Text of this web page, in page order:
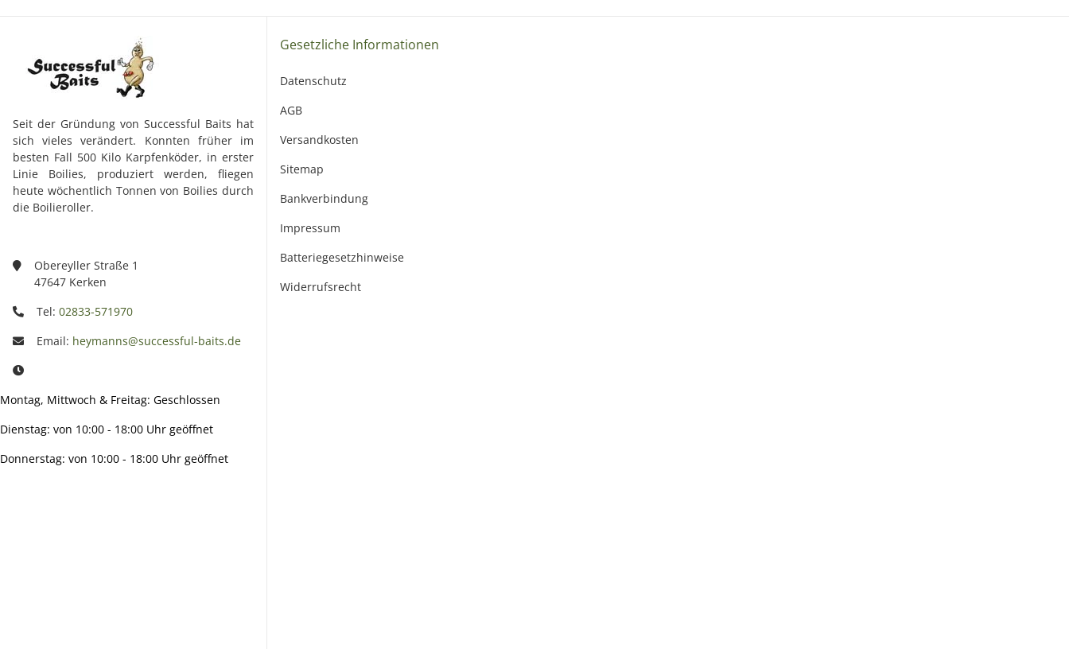
Seit der Gründung von Successful Baits hat
sich vieles verändert. Konnten früher im
besten Fall 500 Kilo Karpfenköder, in erster
Linie Boilies, produziert werden, fliegen
heute wöchentlich Tonnen von Boilies durch
die Boilieroller.
Obereyller Straße 1
47647 Kerken
Tel: 02833-571970
Email: heymanns@successful-baits.de
Montag, Mittwoch & Freitag: Geschlossen
Dienstag: von 10:00 - 18:00 Uhr geöffnet
Donnerstag: von 10:00 - 18:00 Uhr geöffnet
Gesetzliche Informationen
Datenschutz
AGB
Versandkosten
Sitemap
Bankverbindung
Impressum
Batteriegesetzhinweise
Widerrufsrecht